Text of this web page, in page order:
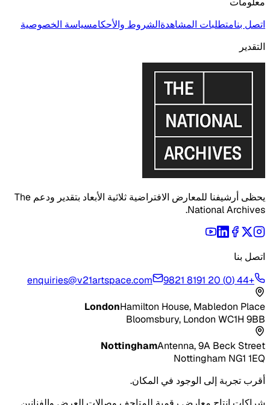
اتصل بنامتطلبات المشاهدةالشروط والأحكامسياسة الخصوصية
التقدير
يحظى أرشيفنا للمعارض الافتراضية ثلاثية الأبعاد بتقدير ودعم The
National Archives.
اتصل بنا
+44 (0) 20 8191 9821
enquiries@v21artspace.com
LondonHamilton House, Mabledon Place
Bloomsbury, London WC1H 9BB
NottinghamAntenna, 9A Beck Street
Nottingham NG1 1EQ
أقرب تجربة إلى الوجود في المكان.